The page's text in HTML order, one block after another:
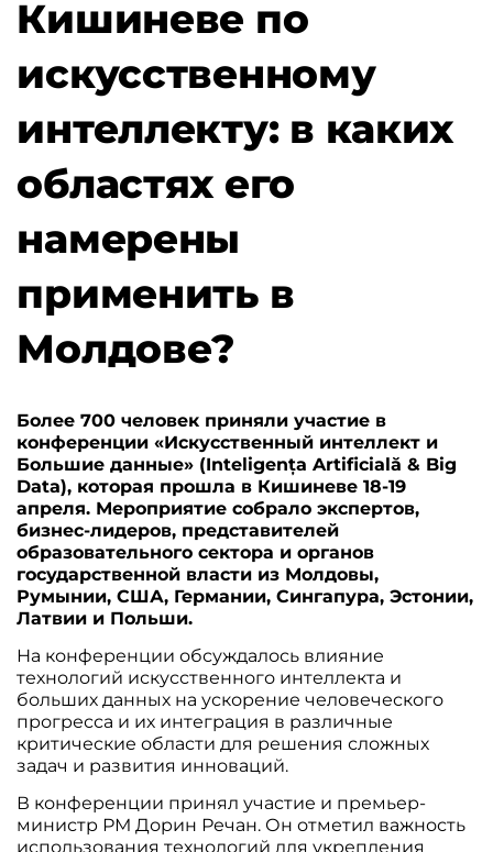
Кишиневе по
искусственному
интеллекту: в каких
областях его
намерены
применить в
Молдове?
Более 700 человек приняли участие в
конференции «Искусственный интеллект и
Большие данные» (Inteligența Artificială & Big
Data), которая прошла в Кишиневе 18-19
апреля. Мероприятие собрало экспертов,
бизнес-лидеров, представителей
образовательного сектора и органов
государственной власти из Молдовы,
Румынии, США, Германии, Сингапура, Эстонии,
Латвии и Польши.
На конференции обсуждалось влияние
технологий искусственного интеллекта и
больших данных на ускорение человеческого
прогресса и их интеграция в различные
критические области для решения сложных
задач и развития инноваций.
В конференции принял участие и премьер-
министр РМ Дорин Речан. Он отметил важность
использования технологий для укрепления